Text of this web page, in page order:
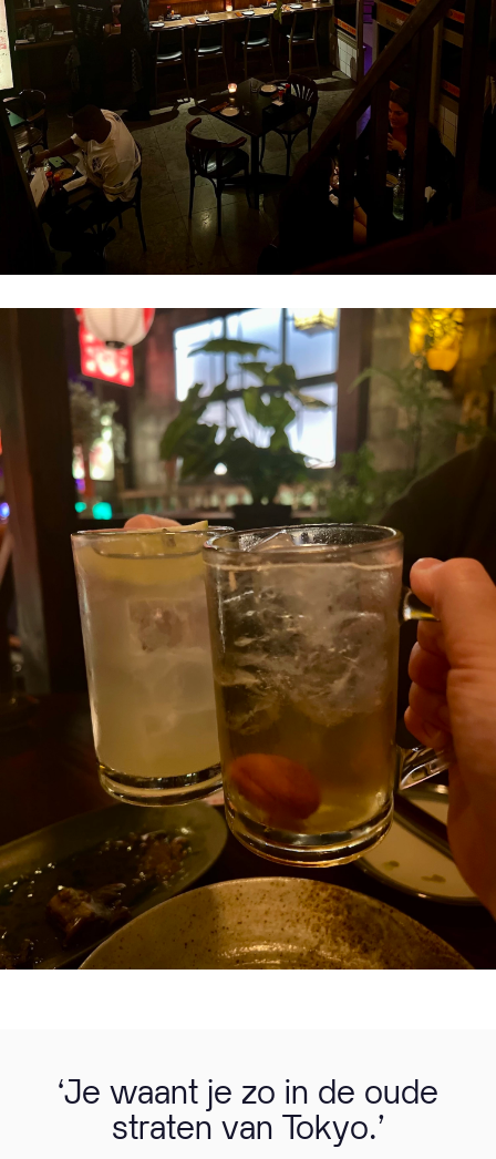
‘Je waant je zo in de oude
straten van Tokyo.’